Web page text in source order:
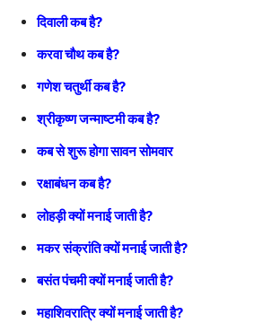
दिवाली कब है?
करवा चौथ कब है?
गणेश चतुर्थी कब है?
श्रीकृष्ण जन्माष्टमी कब है?
कब से शुरू होगा सावन सोमवार
रक्षाबंधन कब है?
लोहड़ी क्यों मनाई जाती है?
मकर संक्रांति क्यों मनाई जाती है?
बसंत पंचमी क्यों मनाई जाती है?
महाशिवरात्रि क्यों मनाई जाती है?